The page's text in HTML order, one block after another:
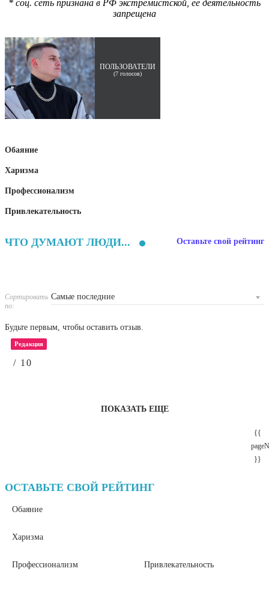
* соц. сеть признана в РФ экстремистской, её деятельность
запрещена
ПОЛЬЗОВАТЕЛИ
(7 голосов)
Обаяние
Харизма
Профессионализм
Привлекательность
ЧТО ДУМАЮТ ЛЮДИ... Оставьте свой рейтинг
Сортировать
по:
Будьте первым, чтобы оставить отзыв.
Редакция
/ 10
ПОКАЗАТЬ ЕЩЕ
{{
}}
ОСТАВЬТЕ СВОЙ РЕЙТИНГ
Обаяние
Харизма
Профессионализм Привлекательность